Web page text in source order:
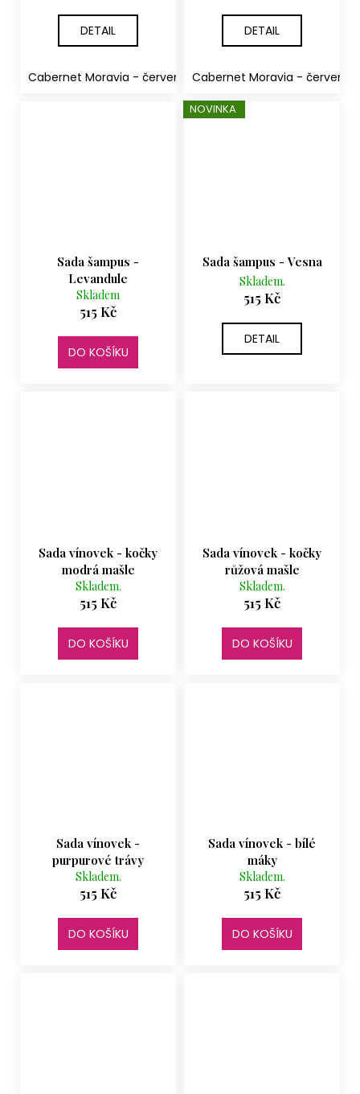
DETAIL
Cabernet Moravia - červené suché Rulandské šedé -
DETAIL
Cabernet Moravia - červené
Sada šampus -
Levandule
Skladem
515 Kč
DO KOŠÍKU
NOVINKA
Sada šampus - Vesna
Skladem.
515 Kč
DETAIL
Sada vínovek - kočky
modrá mašle
Skladem.
515 Kč
DO KOŠÍKU
Sada vínovek - kočky
růžová mašle
Skladem.
515 Kč
DO KOŠÍKU
Sada vínovek -
purpurové trávy
Skladem.
515 Kč
DO KOŠÍKU
Sada vínovek - bílé
máky
Skladem.
515 Kč
DO KOŠÍKU